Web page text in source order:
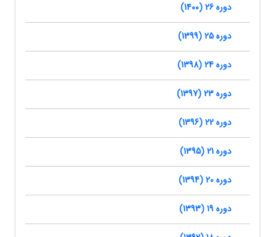
دوره 26 (1400)
دوره 25 (1399)
دوره 24 (1398)
دوره 23 (1397)
دوره 22 (1396)
دوره 21 (1395)
دوره 20 (1394)
دوره 19 (1393)